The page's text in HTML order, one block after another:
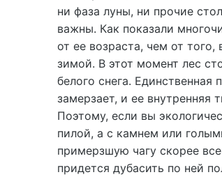
ни фаза луны, ни прочие
важны. Как показали
от ее возраста, чем от
зимой. В этот момент лес
белого снега.
замерзает, и ее внутренняя
Поэтому, если вы
пилой, а с камнем или
примерзшую чагу скорее
придется дубасить по ней